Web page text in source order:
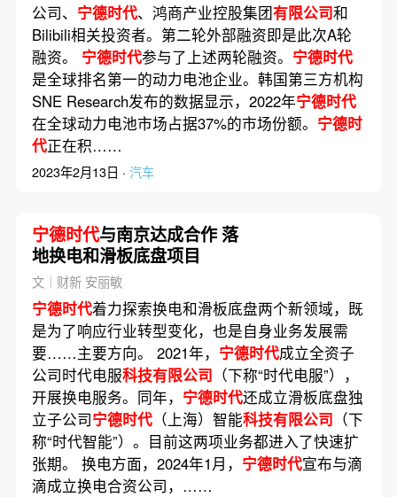
公司、 宁德时代、鸿商产业控股集团有限公司和
Bilibili相关投资者。第二轮外部融资即是此次A轮
融资。 宁德时代参与了上述两轮融资。 宁德时代
是全球排名第一的动力电池企业。韩国第三方机构
SNE Research发布的数据显示，2022年宁德时代
在全球动力电池市场占据37%的市场份额。 宁德时
代正在积……
2023年2月13日 · 汽车
宁德时代与南京达成合作 落
地换电和滑板底盘项目
文｜财新 安丽敏
宁德时代着力探索换电和滑板底盘两个新领域，既
是为了响应行业转型变化，也是自身业务发展需
要……主要方向。 2021年， 宁德时代成立全资子
公司时代电服科技有限公司 （下称“时代电服”），
开展换电服务。同年， 宁德时代还成立滑板底盘独
立子公司宁德时代（上海）智能科技有限公司 （下
称“时代智能”）。目前这两项业务都进入了快速扩
张期。 换电方面，2024年1月， 宁德时代宣布与滴
滴成立换电合资公司，……